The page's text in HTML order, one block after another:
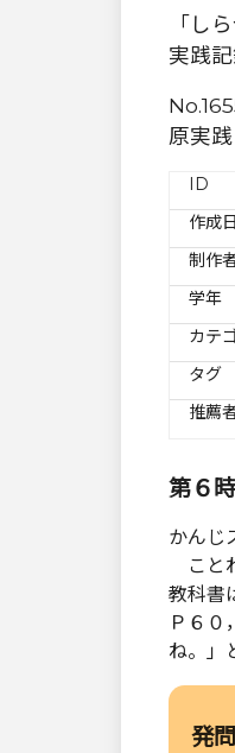
「し
実践
原実
ID
作成日
制作
学年
カテ
タグ
推薦
第６
かんじ
こと
教科書
Ｐ６０
ね。」
発